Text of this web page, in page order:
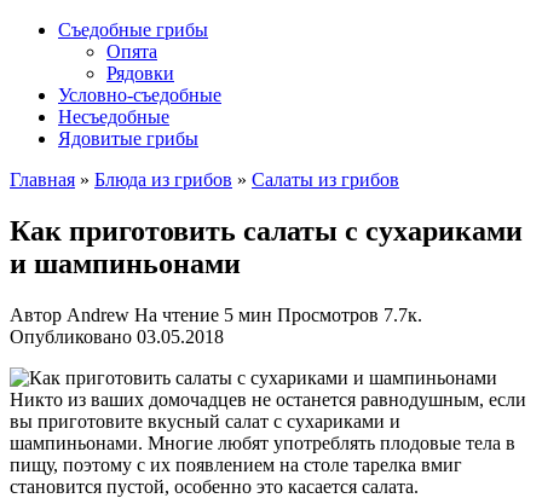
Съедобные грибы
Опята
Рядовки
Условно-съедобные
Несъедобные
Ядовитые грибы
Главная » Блюда из грибов » Салаты из грибов
Как приготовить салаты с сухариками
и шампиньонами
Автор Andrew На чтение 5 мин Просмотров 7.7к.
Опубликовано 03.05.2018
Никто из ваших домочадцев не останется равнодушным, если
вы приготовите вкусный салат с сухариками и
шампиньонами. Многие любят употреблять плодовые тела в
пищу, поэтому с их появлением на столе тарелка вмиг
становится пустой, особенно это касается салата.